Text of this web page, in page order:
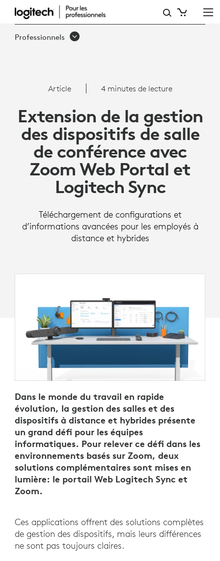
ARTICLE:
PORTAIL
LOGITECH
POUR
PROFESSIONNELS
Professionnels
Article 4 minutes de lecture
Extension de la gestion
des dispositifs de salle
de conférence avec
Zoom Web Portal et
Logitech Sync
Téléchargement de configurations et
d’informations avancées pour les employés à
distance et hybrides
Dans le monde du travail en rapide
évolution, la gestion des salles et des
dispositifs à distance et hybrides présente
un grand défi pour les équipes
informatiques. Pour relever ce défi dans les
environnements basés sur Zoom, deux
solutions complémentaires sont mises en
lumière: le portail Web Logitech Sync et
Zoom.
Ces applications offrent des solutions complètes
de gestion des dispositifs, mais leurs différences
ne sont pas toujours claires.